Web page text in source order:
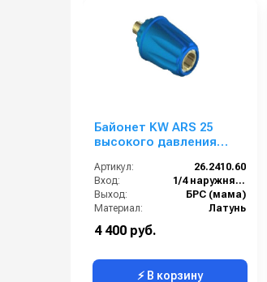
Байонет KW ARS 25
высокого давления
Артикул:
26.2410.60
Вход:
1/4 наружняя резьба
Выход:
БРС (мама)
Материал:
Латунь
В коробке:
4 400 руб.
⚡ В корзину